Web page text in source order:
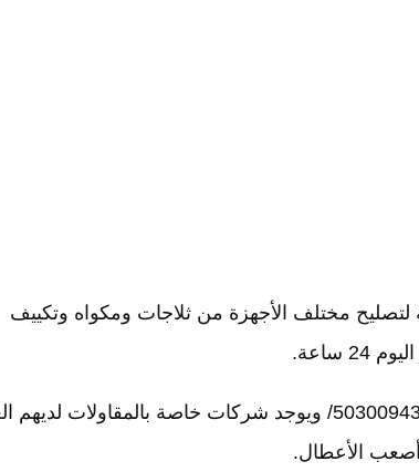
لتصليح مختلف الأجهزة من ثلاجات ومكواه وتكييف
ساعة.
من خلال الاتصال على رقم خدمة العملاء للروائي منازل الشهداء /50300943/ ويوجد شركات خاصة بالمقاولات
أصعب الأعطال.